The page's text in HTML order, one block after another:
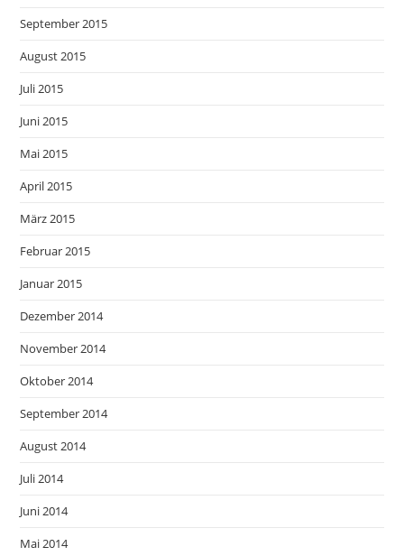
September 2015
August 2015
Juli 2015
Juni 2015
Mai 2015
April 2015
März 2015
Februar 2015
Januar 2015
Dezember 2014
November 2014
Oktober 2014
September 2014
August 2014
Juli 2014
Juni 2014
Mai 2014